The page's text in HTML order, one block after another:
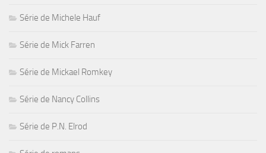
Série de Michele Hauf
Série de Mick Farren
Série de Mickael Romkey
Série de Nancy Collins
Série de P.N. Elrod